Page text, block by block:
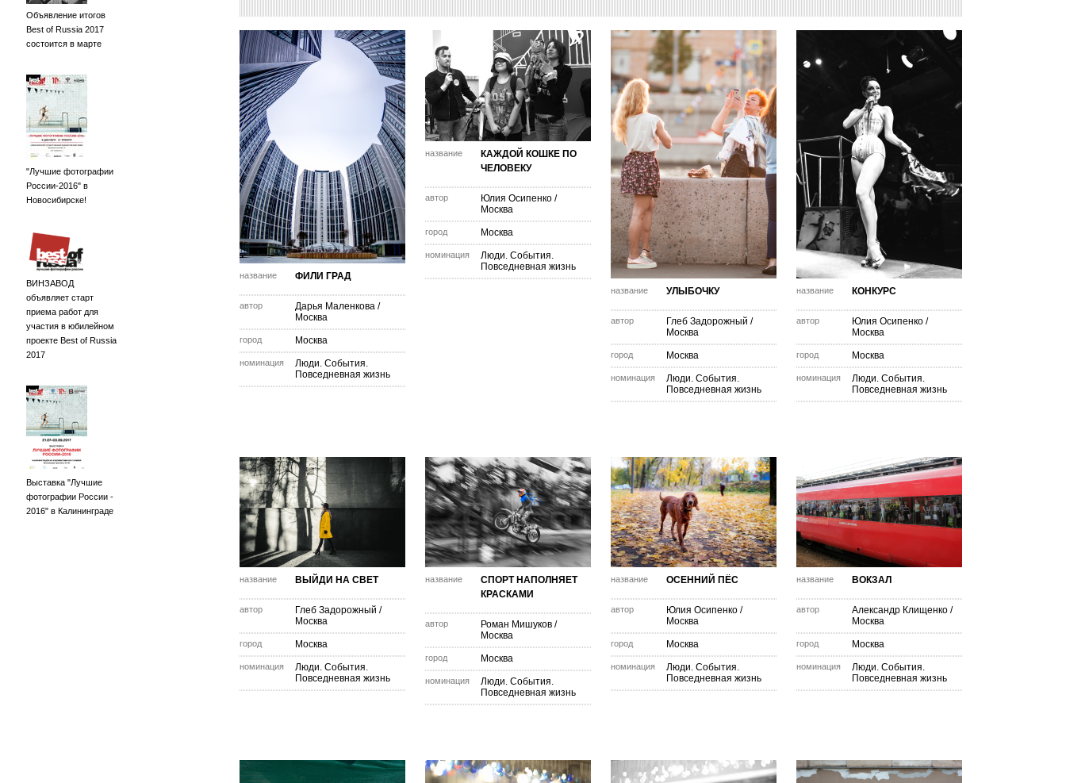
Объявление итогов
Best of Russia 2017
состоится в марте
"Лучшие фотографии
России-2016" в
Новосибирске!
ВИНЗАВОД
объявляет старт
приема работ для
участия в юбилейном
проекте Best of Russia
2017
Выставка "Лучшие
фотографии России -
2016" в Калининграде
название ФИЛИ ГРАД
автор Дарья Маленкова /
Москва
город Москва
номинация
Люди. События.
Повседневная жизнь
название
КАЖДОЙ КОШКЕ ПО
ЧЕЛОВЕКУ
автор Юлия Осипенко /
Москва
город Москва
номинация
Люди. События.
Повседневная жизнь
название УЛЫБОЧКУ
автор Глеб Задорожный /
Москва
город Москва
номинация
Люди. События.
Повседневная жизнь
название КОНКУРС
автор Юлия Осипенко /
Москва
город Москва
номинация
Люди. События.
Повседневная жизнь
название ВЫЙДИ НА СВЕТ
автор Глеб Задорожный /
Москва
город Москва
номинация
Люди. События.
Повседневная жизнь
название
СПОРТ НАПОЛНЯЕТ
КРАСКАМИ
автор Роман Мишуков /
Москва
город Москва
номинация
Люди. События.
Повседневная жизнь
название ОСЕННИЙ ПЁС
автор Юлия Осипенко /
Москва
город Москва
номинация
Люди. События.
Повседневная жизнь
название ВОКЗАЛ
автор Александр Клищенко /
Москва
город Москва
номинация
Люди. События.
Повседневная жизнь